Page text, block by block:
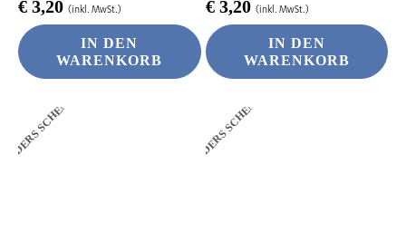
€ 3,20 (inkl. MwSt.)
IN DEN
WARENKORB
€3,20 (inkl. MwSt.)
IN DEN
WARENKORB
ANDERS SCHENKEN ANDERS SCHENKEN